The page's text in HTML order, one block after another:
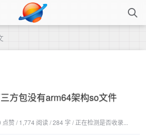
方包没有arm64架构so文件
赞 / 1,774 阅读 / 284 字 / 正在检测是否收录...